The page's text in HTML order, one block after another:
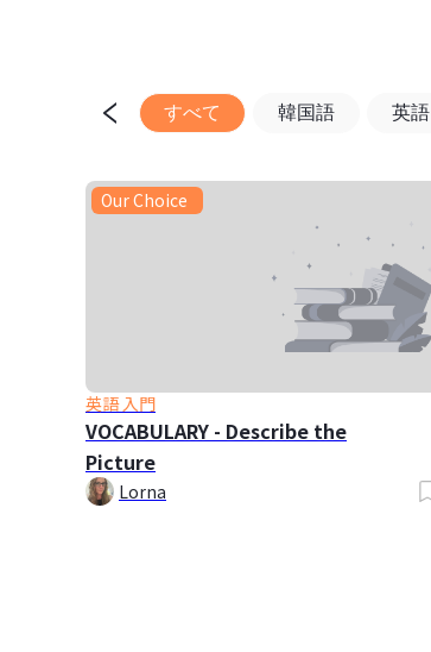
すべて 韓国語 英語
Our Choice
英語 入門
VOCABULARY - Describe the
Picture
Lorna